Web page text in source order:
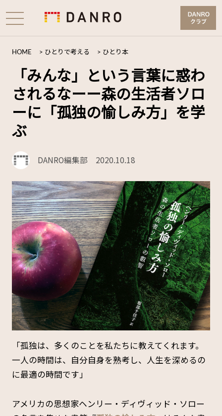
HOME > ひとりで考える > ひとり本
「みんな」という言葉に惑わ
されるなーー森の生活者ソロ
ーに「孤独の愉しみ方」を学
ぶ
DANRO編集部 2020.10.18
「孤独は、多くのことを私たちに教えてくれます。
一人の時間は、自分自身を熟考し、人生を深めるの
に最適の時間です」
アメリカの思想家ヘンリー・ディヴィッド・ソロー